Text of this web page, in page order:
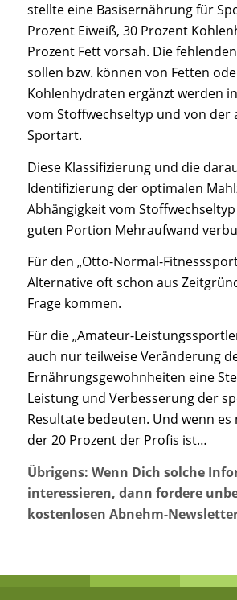
stellte eine Basisernährung für
Prozent Eiweiß, 30 Prozent
Prozent Fett vorsah. Die
sollen bzw. können von Fetten
Kohlenhydraten ergänzt werden
vom Stoffwechseltyp und von der
Sportart.
Diese Klassifizierung und die
Identifizierung der optimalen
Abhängigkeit vom
guten Portion Mehraufwand
Für den „Otto-Normal-
Alternative oft schon aus
Frage kommen.
Für die „Amateur-
auch nur teilweise Veränderung
Ernährungsgewohnheiten eine
Leistung und Verbesserung der
Resultate bedeuten. Und wenn
der 20 Prozent der Profis ist…
Übrigens: Wenn Dich solche
interessieren, dann fordere
kostenlosen Abnehm-